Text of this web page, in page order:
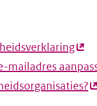
link)
mailadres